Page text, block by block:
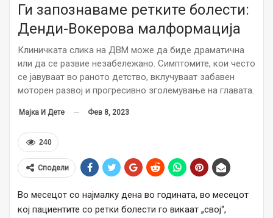
Ги запознаваме ретките болести:
Денди-Вокерова малформација
Клиничката слика на ДВМ може да биде драматична
или да се развие незабележано. Симптомите, кои често
се јавуваат во раното детство, вклучуваат забавен
моторен развој и прогресивно зголемување на главата.
Мајка И Дете Фев 8, 2023
240
Сподели
Во месецот со најмалку дена во годината, во месецот
кој пациентите со ретки болести го викаат „свој“,